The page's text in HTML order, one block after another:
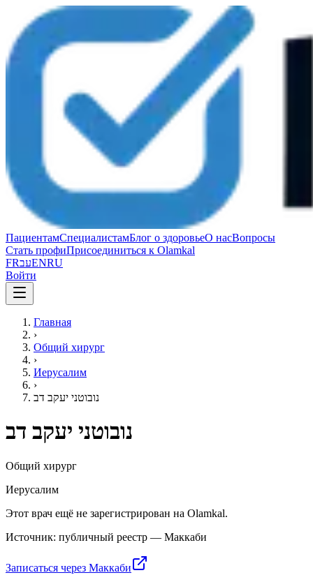
ПациентамСпециалистамБлог о здоровьеО насВопросы
Стать профиПрисоединиться к Olamkal
FRעבENRU
Войти
Главная
›
Общий хирург
›
Иерусалим
›
נובוטני יעקב דב
נובוטני יעקב דב
Общий хирург
Иерусалим
Этот врач ещё не зарегистрирован на Olamkal.
Источник: публичный реестр — Маккаби
Записаться через Маккаби